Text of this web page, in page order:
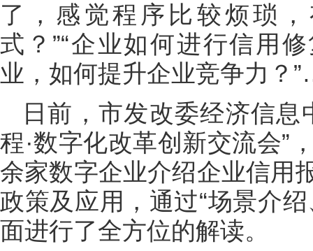
了，感觉程序比较烦琐
式？”“企业如何进行信用
业，如何提升企业竞争力
日前，市发改委经济信
程·数字化改革创新交流会”
余家数字企业介绍企业信用
政策及应用，通过“场景介
面进行了全方位的解读。